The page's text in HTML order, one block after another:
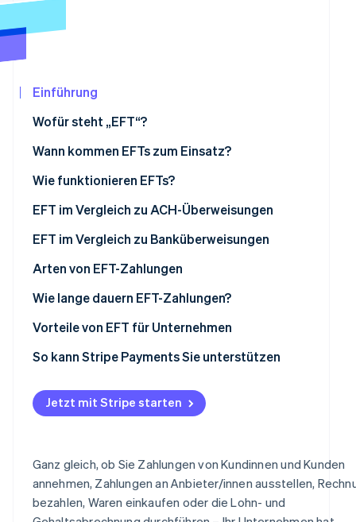
Betrugsprävention
Atlas
Online-Identitätsprüfung
Stripe-Sessions 2026
Jetzt ansehen
Einführung
Wofür steht „EFT“?
Wann kommen EFTs zum Einsatz?
Wie funktionieren EFTs?
EFT im Vergleich zu ACH-Überweisungen
EFT im Vergleich zu Banküberweisungen
Arten von EFT-Zahlungen
Wie lange dauern EFT-Zahlungen?
Vorteile von EFT für Unternehmen
So kann Stripe Payments Sie unterstützen
Jetzt mit Stripe starten
Ganz gleich, ob Sie Zahlungen von Kundinnen und Kunden
annehmen, Zahlungen an Anbieter/innen ausstellen,
bezahlen, Waren einkaufen oder die Lohn- und